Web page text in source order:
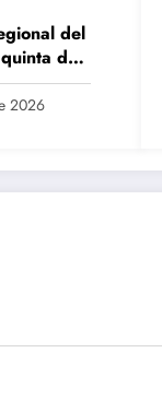
del
del
2026